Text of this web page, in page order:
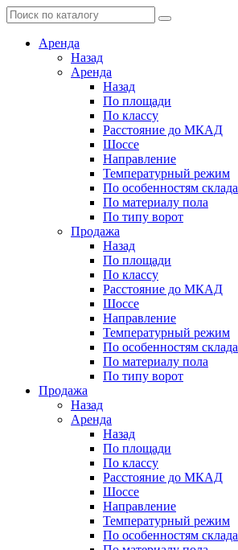
Аренда
Назад
Аренда
Назад
По площади
По классу
Расстояние до МКАД
Шоссе
Направление
Температурный режим
По особенностям склада
По материалу пола
По типу ворот
Продажа
Назад
По площади
По классу
Расстояние до МКАД
Шоссе
Направление
Температурный режим
По особенностям склада
По материалу пола
По типу ворот
Продажа
Назад
Аренда
Назад
По площади
По классу
Расстояние до МКАД
Шоссе
Направление
Температурный режим
По особенностям склада